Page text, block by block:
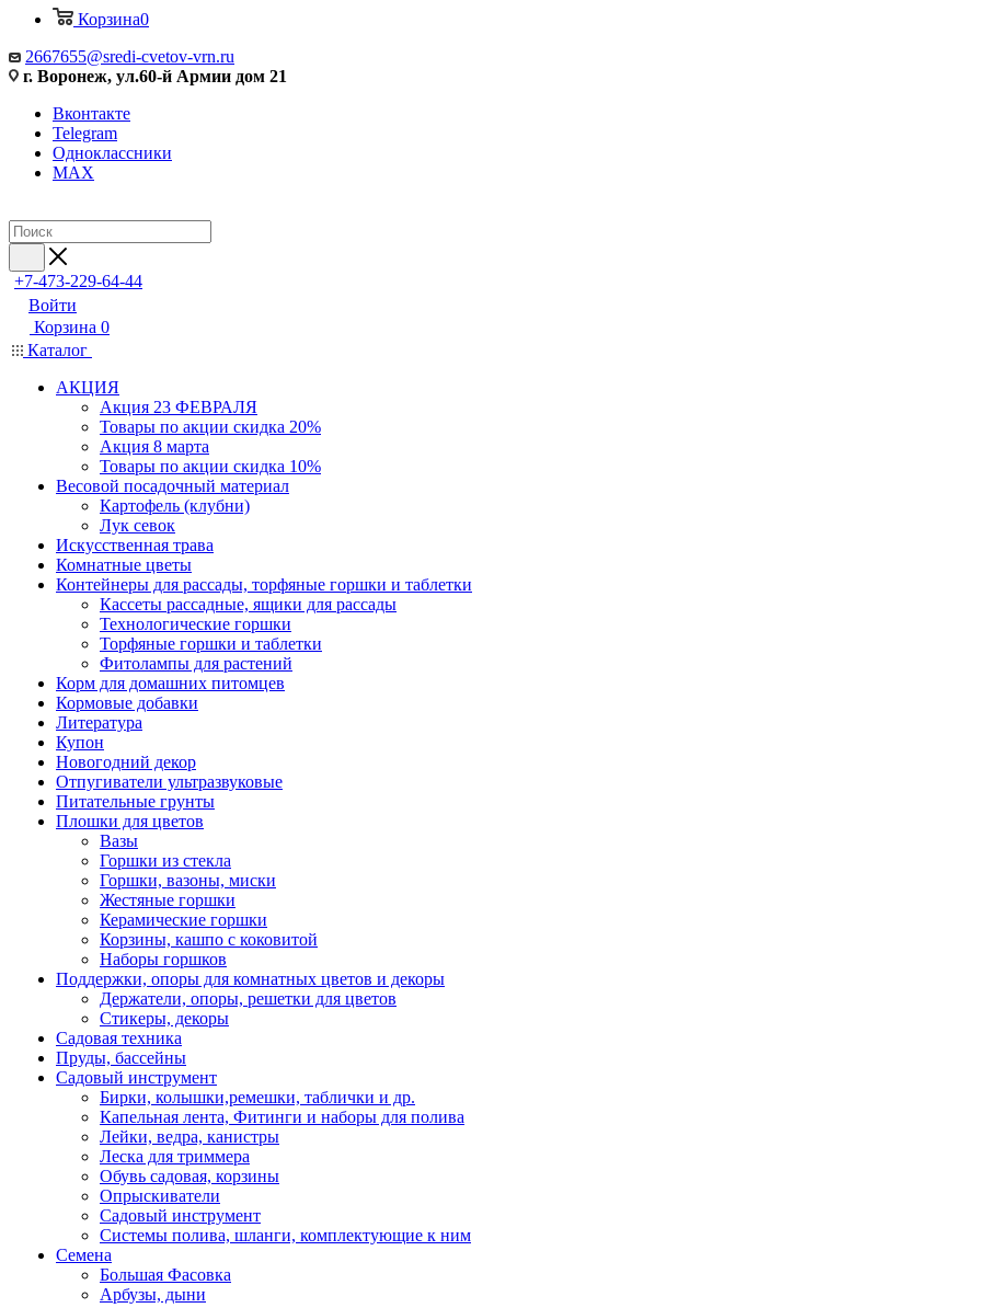
Корзина0
2667655@sredi-cvetov-vrn.ru
г. Воронеж, ул.60-й Армии дом 21
Вконтакте
Telegram
Одноклассники
MAX
+7-473-229-64-44
Войти
Корзина 0
Каталог
АКЦИЯ
Акция 23 ФЕВРАЛЯ
Товары по акции скидка 20%
Акция 8 марта
Товары по акции скидка 10%
Весовой посадочный материал
Картофель (клубни)
Лук севок
Искусственная трава
Комнатные цветы
Контейнеры для рассады, торфяные горшки и таблетки
Кассеты рассадные, ящики для рассады
Технологические горшки
Торфяные горшки и таблетки
Фитолампы для растений
Корм для домашних питомцев
Кормовые добавки
Литература
Купон
Новогодний декор
Отпугиватели ультразвуковые
Питательные грунты
Плошки для цветов
Вазы
Горшки из стекла
Горшки, вазоны, миски
Жестяные горшки
Керамические горшки
Корзины, кашпо с коковитой
Наборы горшков
Поддержки, опоры для комнатных цветов и декоры
Держатели, опоры, решетки для цветов
Стикеры, декоры
Садовая техника
Пруды, бассейны
Садовый инструмент
Бирки, колышки,ремешки, таблички и др.
Капельная лента, Фитинги и наборы для полива
Лейки, ведра, канистры
Леска для триммера
Обувь садовая, корзины
Опрыскиватели
Садовый инструмент
Системы полива, шланги, комплектующие к ним
Семена
Большая Фасовка
Арбузы, дыни